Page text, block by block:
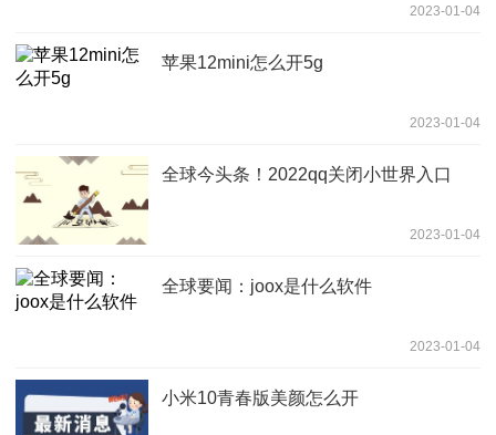
2023-01-04
苹果12mini怎么开5g
2023-01-04
全球今头条！2022qq关闭小世界入口
2023-01-04
全球要闻：joox是什么软件
2023-01-04
小米10青春版美颜怎么开